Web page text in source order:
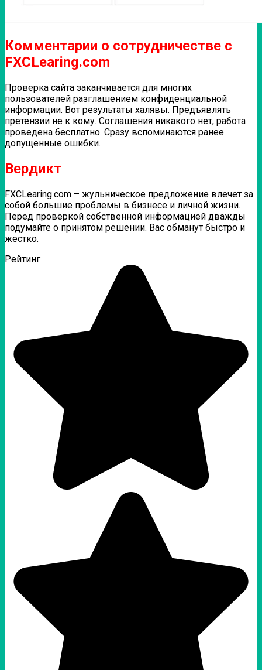
Комментарии о сотрудничестве с
FXCLearing.com
Проверка сайта заканчивается для многих
пользователей разглашением конфиденциальной
информации. Вот результаты халявы. Предъявлять
претензии не к кому. Соглашения никакого нет, работа
проведена бесплатно. Сразу вспоминаются ранее
допущенные ошибки.
Вердикт
FXCLearing.com – жульническое предложение влечет за
собой большие проблемы в бизнесе и личной жизни.
Перед проверкой собственной информацией дважды
подумайте о принятом решении. Вас обманут быстро и
жестко.
Рейтинг